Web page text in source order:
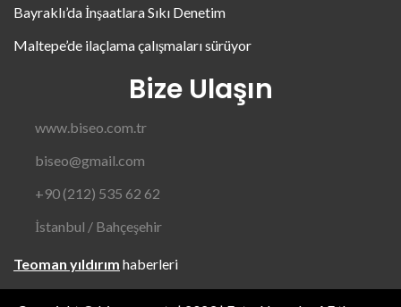
Bayraklı’da İnşaatlara Sıkı Denetim
Maltepe’de ilaçlama çalışmaları sürüyor
Bize Ulaşın
www.biseo.com.tr
biseo@gmail.com
+90 (212) 535 62 62
İstanbul / Bahçeşehir
Teoman yıldırım haberleri